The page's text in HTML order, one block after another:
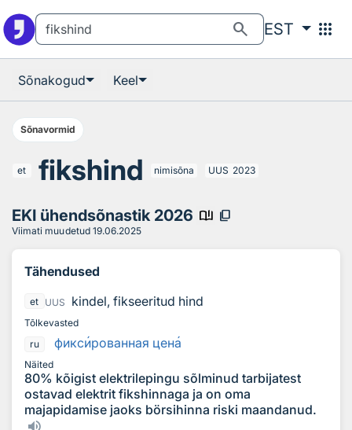
search EST apps
Sõnakogud Keel
Sõnavormid
et fikshind nimisõna UUS 2023
EKI ühendsõnastik 2026 book_ribbon content_copy
Viimati muudetud 19.06.2025
Tähendused
et UUS kindel, fikseeritud hind
Tõlkevasted
ru
фиксированная цена
Näited
80% kõigist elektrilepingu sõlminud tarbijatest
ostavad elektrit fikshinnaga ja on oma
majapidamise jaoks börsihinna riski maandanud.